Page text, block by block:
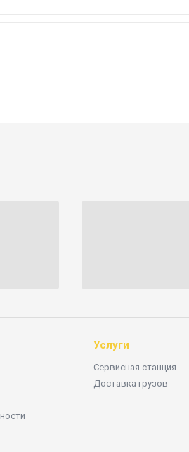
Услуги
Сервисная станция
Доставка грузов